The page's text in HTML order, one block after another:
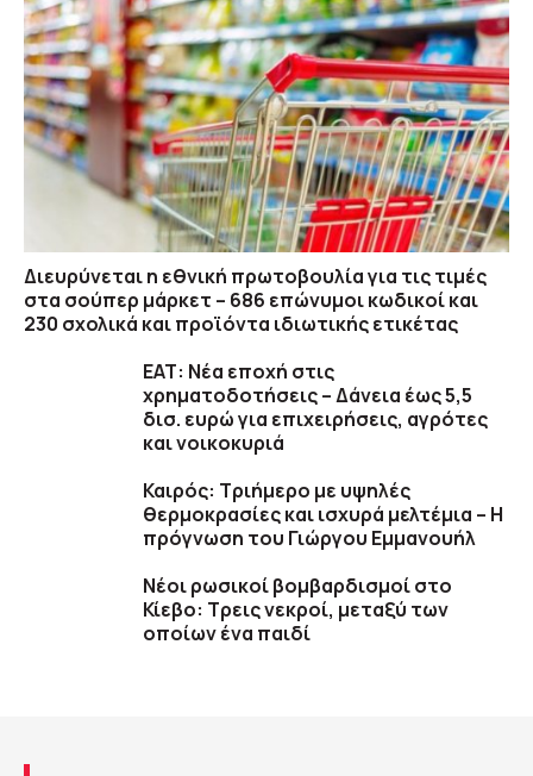
Διευρύνεται η εθνική πρωτοβουλία για τις τιμές
στα σούπερ μάρκετ – 686 επώνυμοι κωδικοί και
230 σχολικά και προϊόντα ιδιωτικής ετικέτας
ΕΑΤ: Νέα εποχή στις
χρηματοδοτήσεις – Δάνεια έως 5,5
δισ. ευρώ για επιχειρήσεις, αγρότες
και νοικοκυριά
Καιρός: Τριήμερο με υψηλές
θερμοκρασίες και ισχυρά μελτέμια – Η
πρόγνωση του Γιώργου Εμμανουήλ
Νέοι ρωσικοί βομβαρδισμοί στο
Κίεβο: Τρεις νεκροί, μεταξύ των
οποίων ένα παιδί